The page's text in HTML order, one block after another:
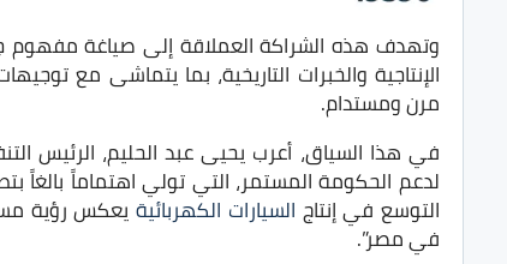
وتهدف هذه الشراكة العملاقة إلى صياغة مفهوم
الإنتاجية والخبرات التاريخية، بما يتماشى مع
مرن ومستدام.
في هذا السياق، أعرب يحيى عبد الحليم، الرئيس
لدعم الحكومة المستمر، التي تولي اهتماماً بالغاً
التوسع في إنتاج السيارات الكهربائيةيعكس رؤية
في مصر”.